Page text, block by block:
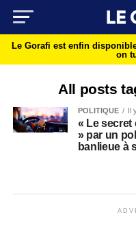
Le Gorafi est enfin
on
All posts
POLITIQUE Il
« Le secret
» par un
banlieue à